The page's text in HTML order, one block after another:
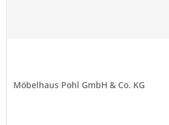
Möbelhaus Pohl GmbH & Co. KG